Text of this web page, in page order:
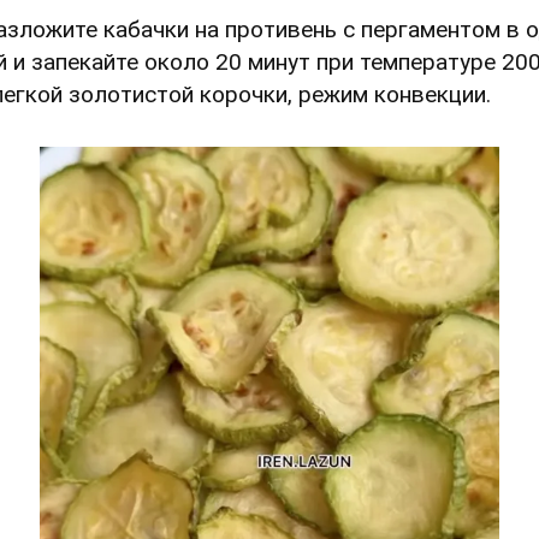
кабачки на противень с пергаментом в
и запекайте около 20 минут при температуре
золотистой корочки, режим конвекции.